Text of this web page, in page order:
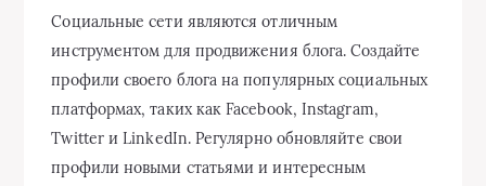
Социальные сети являются отличным
инструментом для продвижения блога. Создайте
профили своего блога на популярных социальных
платформах, таких как Facebook, Instagram,
Twitter и LinkedIn. Регулярно обновляйте свои
профили новыми статьями и интересным